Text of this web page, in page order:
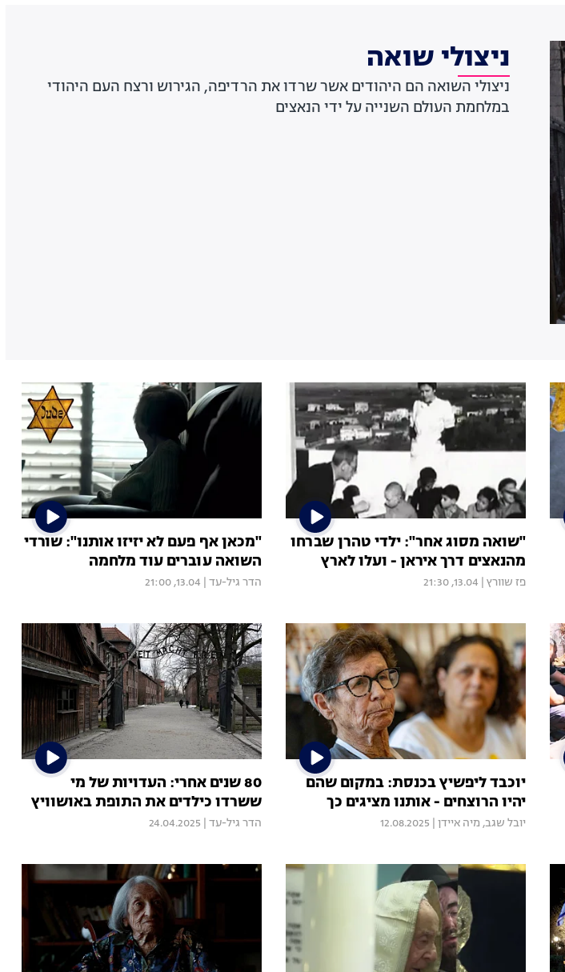
ניצולי שואה
ניצולי השואה הם היהודים אשר שרדו את הרדיפה, הגירוש ורצח העם היהודי
במלחמת העולם השנייה על ידי הנאצים
"שואה מסוג אחר": ילדי טהרן שברחו
מהנאצים דרך איראן - ועלו לארץ
פז שוורץ 13.04, 21:30
"מכאן אף פעם לא יזיזו אותנו": שורדי
השואה עוברים עוד מלחמה
הדר גיל-עד 13.04, 21:00
יוכבד ליפשיץ בכנסת: במקום שהם
יהיו הרוצחים - אותנו מציגים כך
יובל שגב, מיה איידן 12.08.2025
80 שנים אחרי: העדויות של מי
ששרדו כילדים את התופת באושוויץ
הדר גיל-עד 24.04.2025